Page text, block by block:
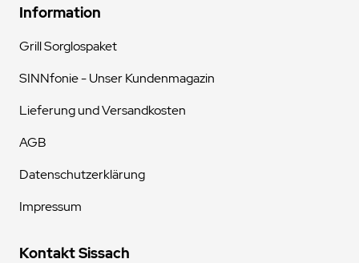
Information
Grill Sorglospaket
SINNfonie - Unser Kundenmagazin
Lieferung und Versandkosten
AGB
Datenschutzerklärung
Impressum
Kontakt Sissach